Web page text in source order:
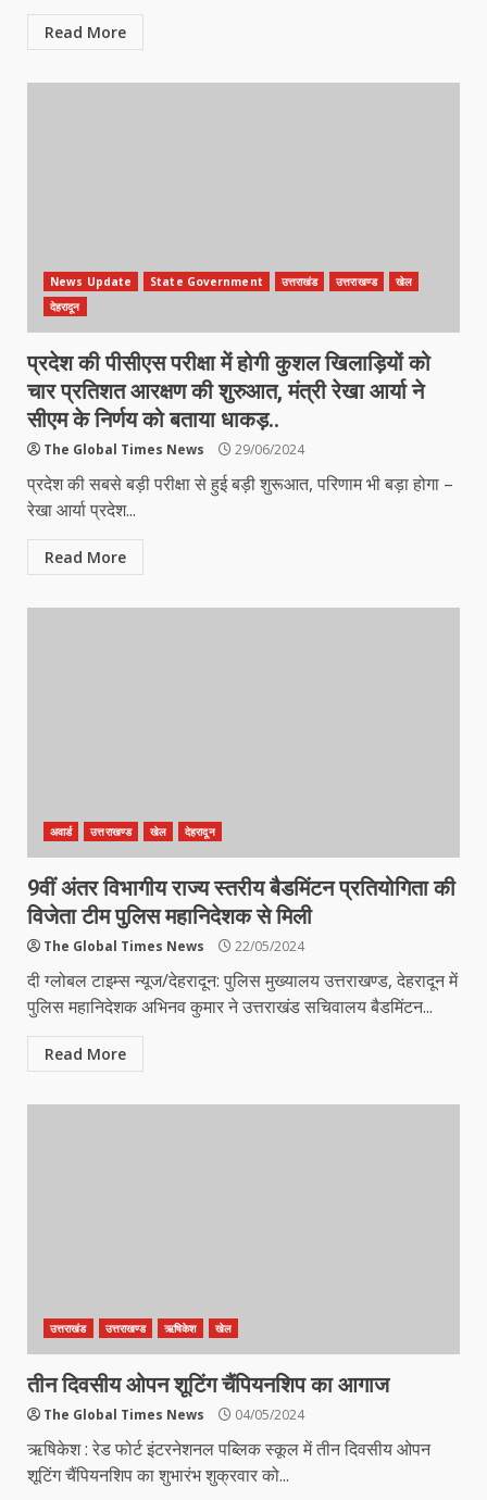
Read More
News Update State Government उत्तराखंड उत्तराखण्ड
खेल
देहरादून
प्रदेश की पीसीएस परीक्षा में होगी कुशल खिलाड़ियों को
चार प्रतिशत आरक्षण की शुरुआत, मंत्री रेखा आर्या ने
सीएम के निर्णय को बताया धाकड़..
The Global Times News 29/06/2024
प्रदेश की सबसे बड़ी परीक्षा से हुई बड़ी शुरूआत, परिणाम भी बड़ा होगा –
रेखा आर्या प्रदेश...
Read More
अवार्ड उत्तराखण्ड खेल देहरादून
9वीं अंतर विभागीय राज्य स्तरीय बैडमिंटन प्रतियोगिता की
विजेता टीम पुलिस महानिदेशक से मिली
The Global Times News 22/05/2024
दी ग्लोबल टाइम्स न्यूज/देहरादून: पुलिस मुख्यालय उत्तराखण्ड, देहरादून में
पुलिस महानिदेशक अभिनव कुमार ने उत्तराखंड सचिवालय बैडमिंटन...
Read More
उत्तराखंड उत्तराखण्ड ऋषिकेश खेल
तीन दिवसीय ओपन शूटिंग चैंपियनशिप का आगाज
The Global Times News 04/05/2024
ऋषिकेश : रेड फोर्ट इंटरनेशनल पब्लिक स्कूल में तीन दिवसीय ओपन
शूटिंग चैंपियनशिप का शुभारंभ शुक्रवार को...